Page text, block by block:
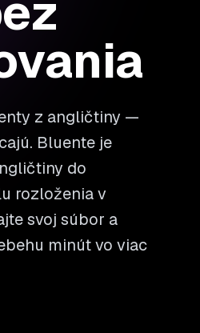
z angličtiny —
Bluente je
do
rozloženia v
svoj súbor a
minút vo viac